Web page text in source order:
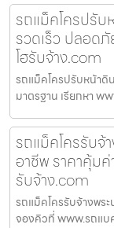
รถแม็คโครปรั
รวดเร็ว ปลอด
โฮรับจ้าง.com
รถแม็คโครปรับหน้าดิ
มาตรฐาน เรียกหา
รถแม็คโครรับจ้
อาชีพ ราคาคุ้ม
รับจ้าง.com
รถแม็คโครรับจ้างพร
จองคิวที่ www.รถแบ